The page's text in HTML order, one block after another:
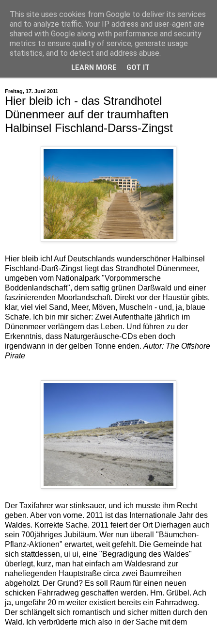
Freitag, 17. Juni 2011
Hier bleib ich - das Strandhotel
Dünenmeer auf der traumhaften
Halbinsel Fischland-Darss-Zingst
Hier bleib ich! Auf Deutschlands wunderschöner Halbinsel
Fischland-Darß-Zingst liegt das Strandhotel Dünenmeer,
umgeben vom Nationalpark "Vorpommersche
Boddenlandschaft", dem saftig grünen Darßwald und einer
faszinierenden Moorlandschaft. Direkt vor der Haustür gibts,
klar, viel viel Sand, Meer, Möven, Muscheln - und, ja, blaue
Schafe. Ich bin mir sicher: Zwei Aufenthalte jährlich im
Dünenmeer verlängern das Leben. Und führen zu der
Erkenntnis, dass Naturgeräusche-CDs eben doch
irgendwann in der gelben Tonne enden. Autor: The Offshore
Pirate
Der Taxifahrer war stinksauer, und ich musste ihm Recht
geben. Aber von vorne. 2011 ist das Internationale Jahr des
Waldes. Korrekte Sache. 2011 feiert der Ort Dierhagen auch
sein 700jähriges Jubiläum. Wer nun überall "Bäumchen-
Pflanz-Aktionen" erwartet, weit gefehlt. Die Gemeinde hat
sich stattdessen, ui ui, eine "Begradigung des Waldes"
überlegt, kurz, man hat einfach am Waldesrand zur
naheliegenden Hauptstraße circa zwei Baumreihen
abgeholzt. Der Grund? Es soll Raum für einen neuen
schicken Fahrradweg geschaffen werden. Hm. Grübel. Ach
ja, ungefähr 20 m weiter existiert bereits ein Fahrradweg.
Der schlängelt sich romantisch und sicher mitten durch den
Wald. Ich verbrüderte mich also in der Sache mit dem
This site uses cookies from Google to deliver its services
and to analyze traffic. Your IP address and user-agent are
shared with Google along with performance and security
metrics to ensure quality of service, generate usage
statistics, and to detect and address abuse.
LEARN MORE GOT IT